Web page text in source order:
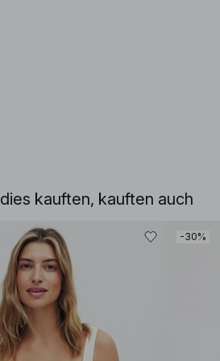
kauften, kauften auch
-30%